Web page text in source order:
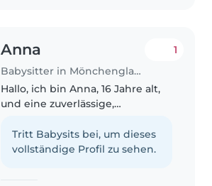
Anna
Babysitter in Mönchengladbach
1
Hallo, ich bin Anna, 16 Jahre alt,
und eine zuverlässige,
freundliche Babysitterin. Ich
verbringe gerne Zeit mit
Tritt Babysits bei, um dieses
vollständige Profil zu sehen.